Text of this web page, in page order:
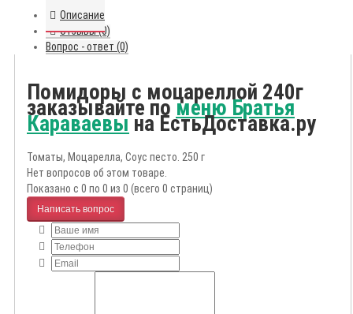
Описание
Отзывы (0)
Вопрос - ответ (0)
Помидоры с моцареллой 240г
заказывайте поменю Братья
Караваевына ЕстьДоставка.ру
Томаты, Моцарелла, Соус песто. 250 г
Нет вопросов об этом товаре.
Показано с 0 по 0 из 0 (всего 0 страниц)
Написать вопрос